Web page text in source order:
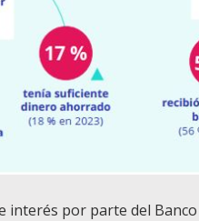
interés por parte del